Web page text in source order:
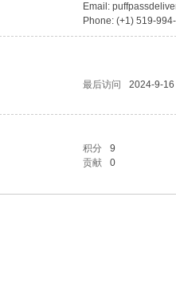
Email:
Phone: (+1) 519-
最后访问
2024-9-
积分
9
贡献 0